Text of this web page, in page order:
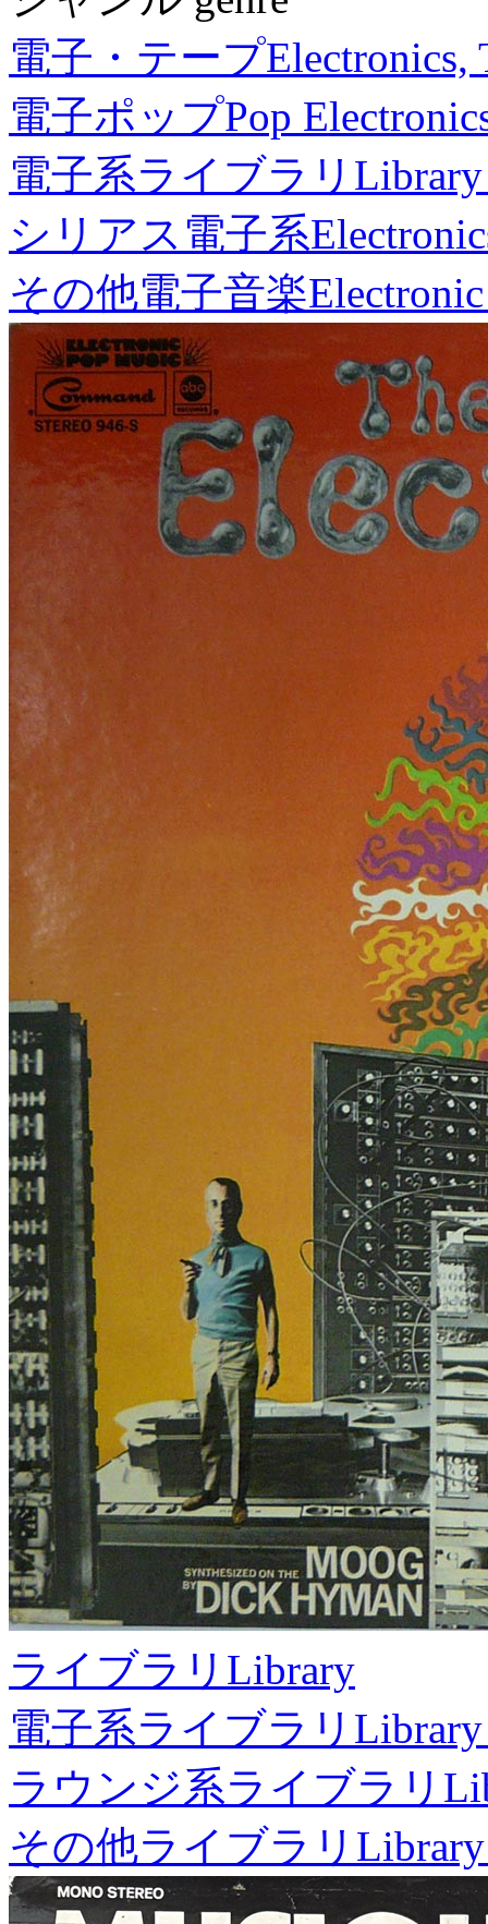
電子・テープElectronics,
電子ポップPop
電子系ライブラリ
シリアス電子系
その他電子音楽
ライブラリ Library
電子系ライブラリ
ラウンジ系ライブラリ
その他ライブラリ